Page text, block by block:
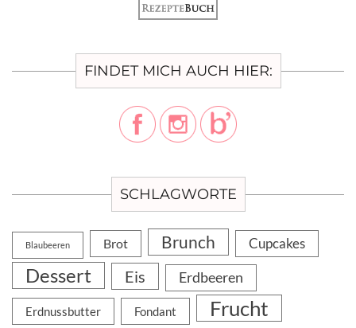
FINDET MICH AUCH HIER:
SCHLAGWORTE
Blaubeeren Brot Brunch Cupcakes
Dessert Eis Erdbeeren
Erdnussbutter Fondant Frucht